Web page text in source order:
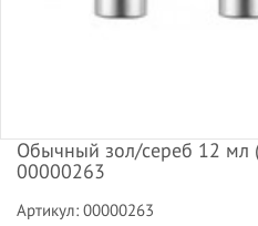
Обычный зол/сереб 12 мл
00000263
Артикул: 00000263